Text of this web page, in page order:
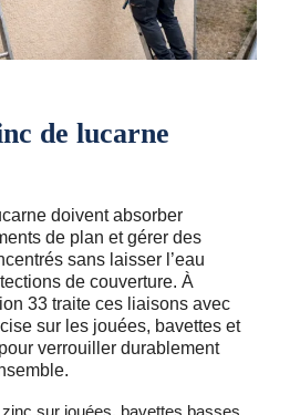
de lucarne
doivent absorber
de plan et gérer des
sans laisser l’eau
de couverture. À
33 traite ces liaisons avec
sur les jouées, bavettes et
verrouiller durablement